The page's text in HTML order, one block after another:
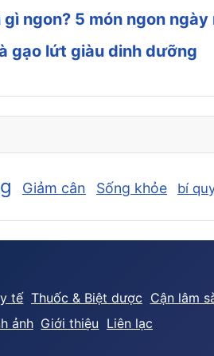
gì ngon? 5 món ngon
gạo lứt giàu dinh dưỡng
Giảm cân Sống khỏe bí
tế Thuốc & Biệt dược Cận lâm
ảnh Giới thiệu Liên lạc